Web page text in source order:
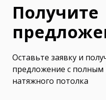
Получите
Оставьте заявку и
предложение с полным
натяжного потолка